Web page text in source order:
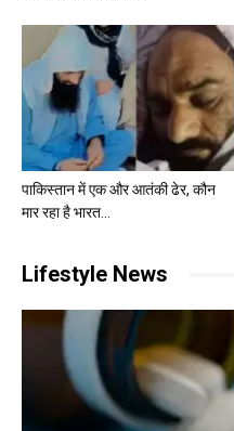
पाकिस्तान में एक और आतंकी ढेर, कौन
मार रहा है भारत...
Lifestyle News